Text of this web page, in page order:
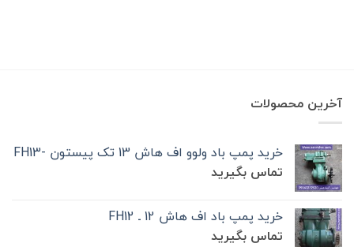
آخرین محصولات
خرید پمپ باد ولوو اف هاش 13 تک‌ پیستون -FH13
تماس بگیرید
خرید پمپ باد اف هاش 12 ـ FH12
تماس بگیرید